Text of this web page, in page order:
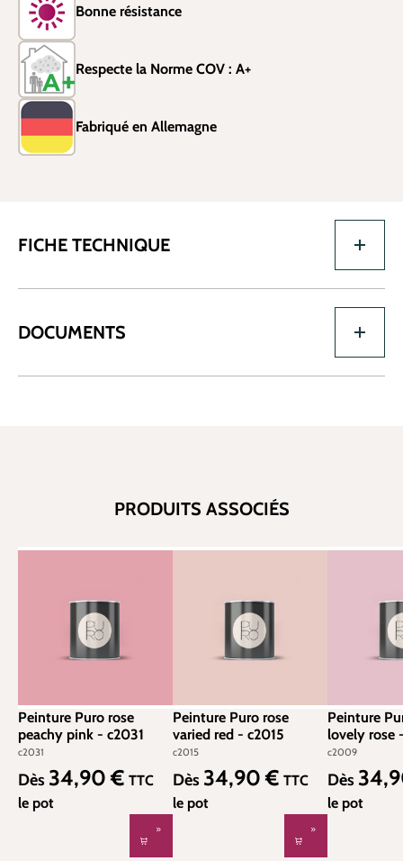
Bonne résistance
Respecte la Norme COV : A+
Fabriqué en Allemagne
FICHE TECHNIQUE
DOCUMENTS
PRODUITS ASSOCIÉS
Peinture Puro rose
peachy pink - c2031
c2031
Prix régulier :
Dès 34,90 € TTC
le pot
Peinture Puro rose
varied red - c2015
c2015
Prix régulier :
Dès 34,90 € TTC
le pot
Peinture
c2009
Prix
Dès
le pot